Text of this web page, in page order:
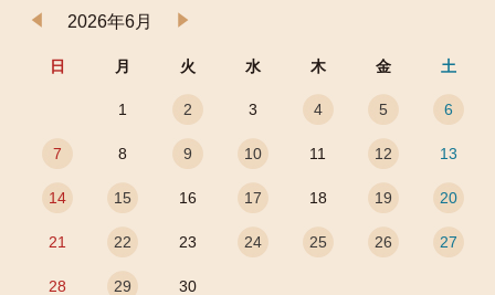
2026年6月
日 月 火 水 木 金 土
1 2 3 4 5 6
7 8 9 10 11 12 13
14 15 16 17 18 19 20
21 22 23 24 25 26 27
28 29 30